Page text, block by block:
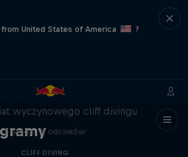
United States of America
?
than a Dive
wyczynowego cliff divingu
2 sezon · 8 odcinków
CLIFF DIVING